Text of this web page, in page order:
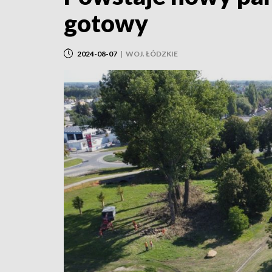
gotowy
2024-08-07 | WOJ. ŁÓDZKIE